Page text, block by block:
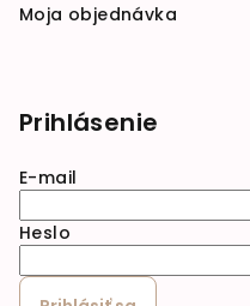
Moja objednávka
Prihlásenie
E-mail
Heslo